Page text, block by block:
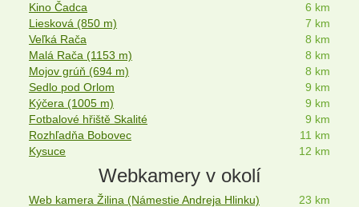
Kino Čadca
6 km
Liesková (850 m)
7 km
Veľká Rača
8 km
Malá Rača (1153 m)
8 km
Mojov grúň (694 m)
8 km
Sedlo pod Orlom
9 km
Kýčera (1005 m)
9 km
Fotbalové hřiště Skalité
9 km
Rozhľadňa Bobovec
11 km
Kysuce
12 km
Webkamery v okolí
Web kamera Žilina (Námestie Andreja Hlinku)
23 km